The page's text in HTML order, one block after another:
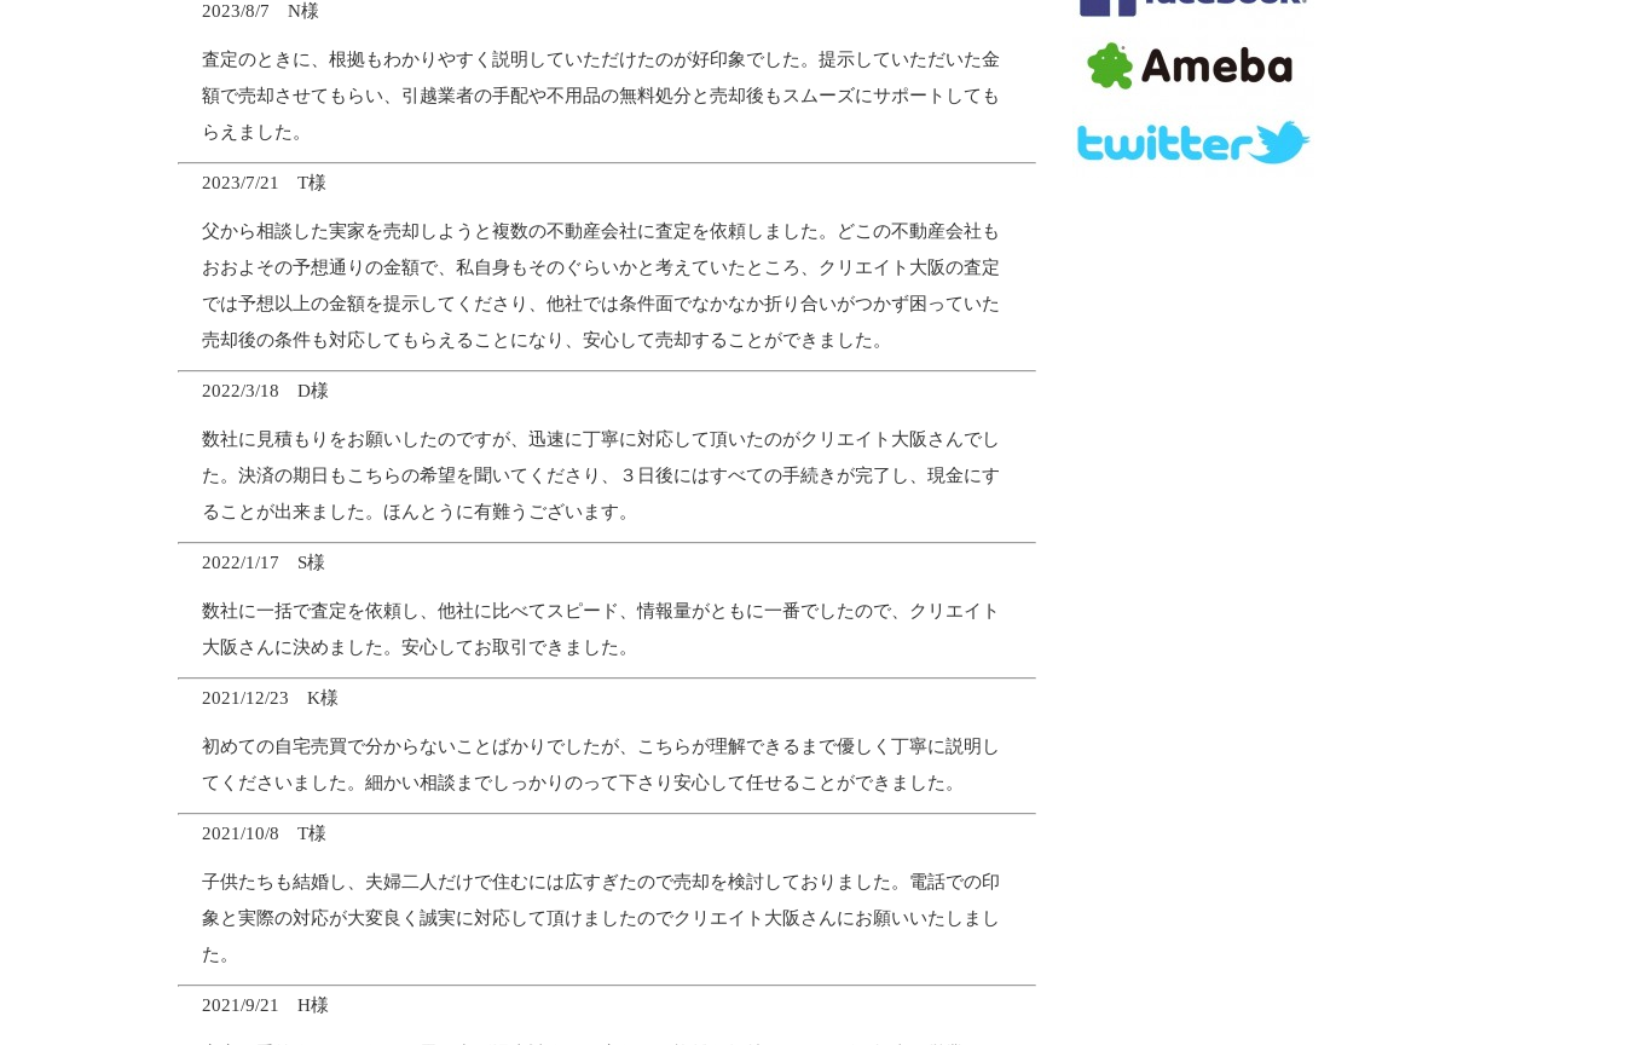
2023/8/7 N様
査定のときに、根拠もわかりやすく説明していただけたのが好印象でした。提示していただいた金
額で売却させてもらい、引越業者の手配や不用品の無料処分と売却後もスムーズにサポートしても
らえました。
2023/7/21 T様
父から相談した実家を売却しようと複数の不動産会社に査定を依頼しました。どこの不動産会社も
おおよその予想通りの金額で、私自身もそのぐらいかと考えていたところ、クリエイト大阪の査定
では予想以上の金額を提示してくださり、他社では条件面でなかなか折り合いがつかず困っていた
売却後の条件も対応してもらえることになり、安心して売却することができました。
2022/3/18 D様
数社に見積もりをお願いしたのですが、迅速に丁寧に対応して頂いたのがクリエイト大阪さんでし
た。決済の期日もこちらの希望を聞いてくださり、３日後にはすべての手続きが完了し、現金にす
ることが出来ました。ほんとうに有難うございます。
2022/1/17 S様
数社に一括で査定を依頼し、他社に比べてスピード、情報量がともに一番でしたので、クリエイト
大阪さんに決めました。安心してお取引できました。
2021/12/23 K様
初めての自宅売買で分からないことばかりでしたが、こちらが理解できるまで優しく丁寧に説明し
てくださいました。細かい相談までしっかりのって下さり安心して任せることができました。
2021/10/8 T様
子供たちも結婚し、夫婦二人だけで住むには広すぎたので売却を検討しておりました。電話での印
象と実際の対応が大変良く誠実に対応して頂けましたのでクリエイト大阪さんにお願いいたしまし
た。
2021/9/21 H様